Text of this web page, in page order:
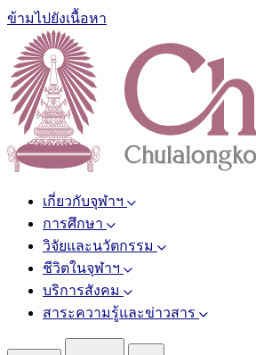
ข้ามไปยังเนื้อหา
เกี่ยวกับจุฬาฯ
การศึกษา
วิจัยและนวัตกรรม
ชีวิตในจุฬาฯ
บริการสังคม
สาระความรู้และข่าวสาร